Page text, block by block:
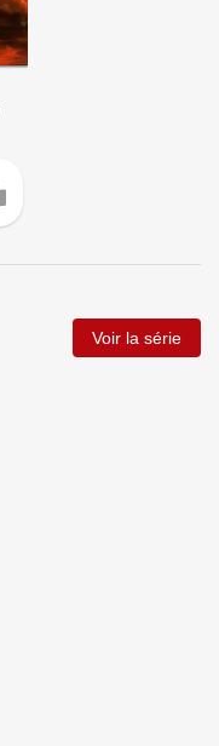
Voir la série